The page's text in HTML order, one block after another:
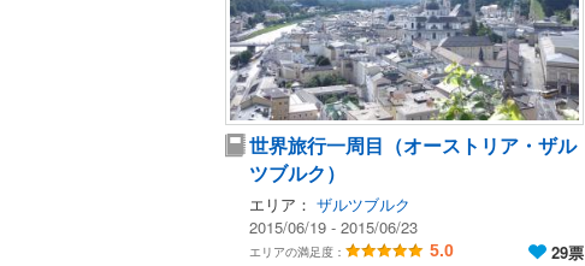
世界旅行一周目（オーストリア・ザル
ツブルク）
エリア： ザルツブルク
2015/06/19 - 2015/06/23
エリアの満足度： 5.0 29票